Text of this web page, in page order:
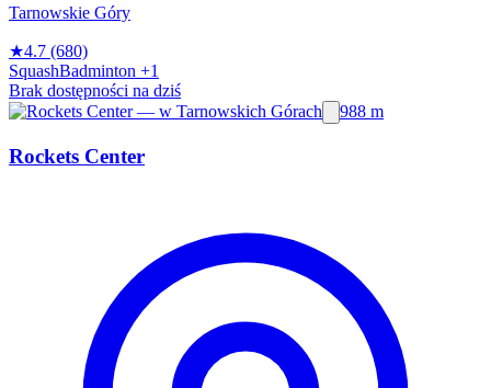
Tarnowskie Góry
★4.7 (680)
SquashBadminton +1
Brak dostępności na dziś
988 m
Rockets Center